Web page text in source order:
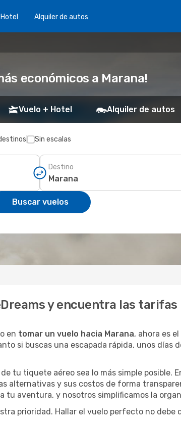
Alquiler de autos
económicos a Marana!
Vuelo + Hotel Alquiler de autos
Sin escalas
Destino
Buscar vuelos
y encuentra las
en tomar un vuelo hacia Marana, ahora es
si buscas una escapada rápida, unos días
tu tiquete aéreo sea lo más simple posible.
alternativas y sus costos de forma
tu aventura, y nosotros simplificamos la
prioridad. Hallar el vuelo perfecto no